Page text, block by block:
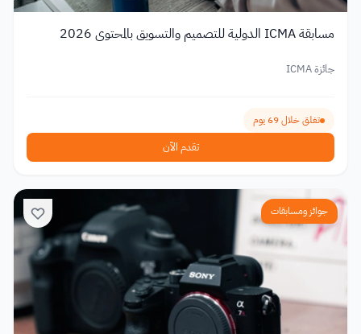
مسابقة ICMA الدولية للتصميم والتسويق بالمحتوى 2026
جائزة ICMA
تغلق خلال 69 يوم
تقدم الآن
جوائز ومسابقات